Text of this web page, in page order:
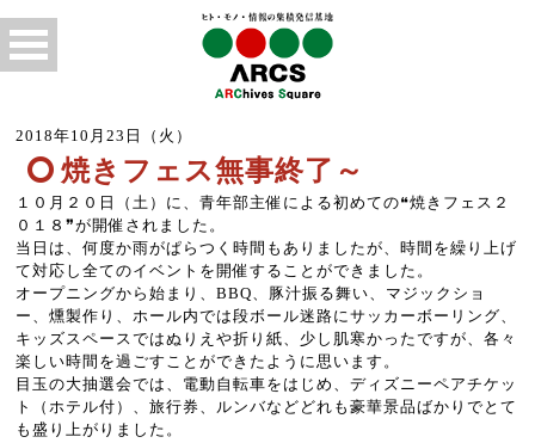
2018年10月23日（火）
焼きフェス無事終了～
１０月２０日（土）に、青年部主催による初めての❝焼きフェス２
０１８❞が開催されました。
当日は、何度か雨がぱらつく時間もありましたが、時間を繰り上げ
て対応し全てのイベントを開催することができました。
オープニングから始まり、BBQ、豚汁振る舞い、マジックショ
ー、燻製作り、ホール内では段ボール迷路にサッカーボーリング、
キッズスペースではぬりえや折り紙、少し肌寒かったですが、各々
楽しい時間を過ごすことができたように思います。
目玉の大抽選会では、電動自転車をはじめ、ディズニーペアチケッ
ト（ホテル付）、旅行券、ルンバなどどれも豪華景品ばかりでとて
も盛り上がりました。